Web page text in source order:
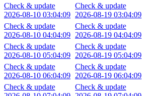
Check & update
2026-08-10 03:04:09
Check & update
2026-08-10 04:04:09
Check & update
2026-08-10 05:04:09
Check & update
2026-08-10 06:04:09
Check & update
Check & update
2026-08-19 03:04:09
Check & update
2026-08-19 04:04:09
Check & update
2026-08-19 05:04:09
Check & update
2026-08-19 06:04:09
Check & update